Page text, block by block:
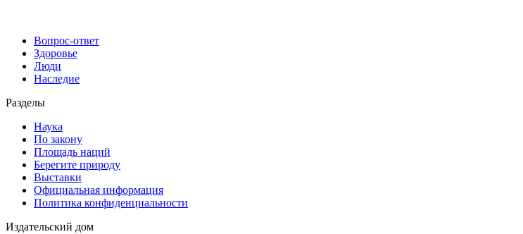
Вопрос-ответ
Здоровье
Люди
Наследие
Разделы
Наука
По закону
Площадь наций
Берегите природу
Выставки
Официальная информация
Политика конфиденциальности
Издательский дом